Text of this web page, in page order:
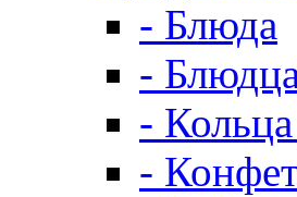
- Блюда
-
-
-